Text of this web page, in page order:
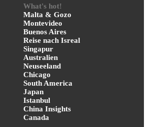
What's hot!
Malta & Gozo
Montevideo
Buenos Aires
Reise nach Isreal
Singapur
Australien
Neuseeland
Chicago
South America
Japan
Istanbul
China Insights
Canada